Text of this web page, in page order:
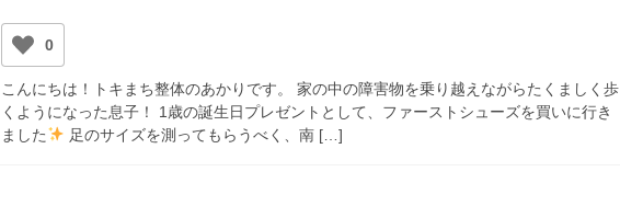
0
こんにちは！トキまち整体のあかりです。 家の中の障害物を乗り越えながらたくましく歩
くようになった息子！ 1歳の誕生日プレゼントとして、ファーストシューズを買いに行き
ました
足のサイズを測ってもらうべく、南 […]